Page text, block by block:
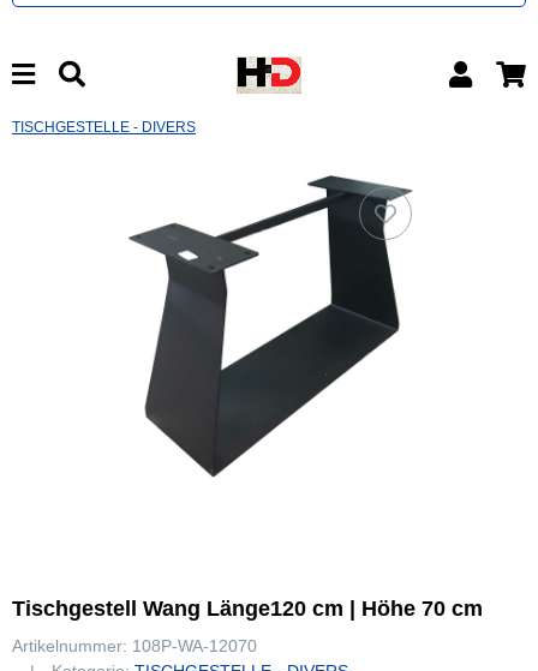
TISCHGESTELLE - DIVERS
Tischgestell Wang Länge120 cm | Höhe 70 cm
Artikelnummer: 108P-WA-12070